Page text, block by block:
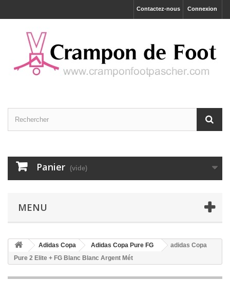
Connexion
Contactez-nous
Panier (vide)
MENU
Adidas Copa Adidas Copa Pure FG
adidas Copa
Pure 2 Elite + FG Blanc Blanc Argent Mét